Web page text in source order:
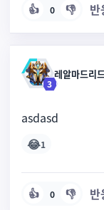
👍 0 👎 반
3
레알마드리드
asdasd
😂1
👍 0 👎 반